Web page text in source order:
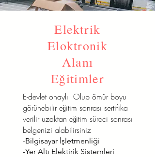
Elektrik
Eloktronik
Alanı
Eğitimler
E-devlet onaylı Olup ömür boyu
görünebilir eğitim sonrası sertifika
verilir uzaktan eğitim süreci sonrası
belgenizi alabilirsiniz
-Bilgisayar İşletmenliği
-Yer Altı Elektirik Sistemleri